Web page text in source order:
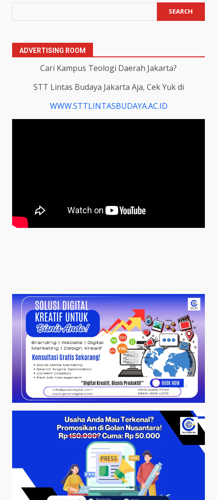
SEARCH
ADVERTISING ROOM
Cari Kampus Teologi Daerah Jakarta?
STT Lintas Budaya Jakarta Aja, Cek Yuk di
WWW.STTLINTASBUDAYA.AC.ID